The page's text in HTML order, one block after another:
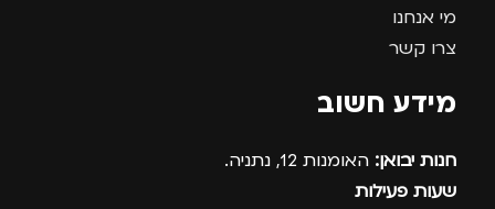
מי אנחנו
צרו קשר
מידע חשוב
חנות יבואן: האומנות 12, נתניה.
שעות פעילות